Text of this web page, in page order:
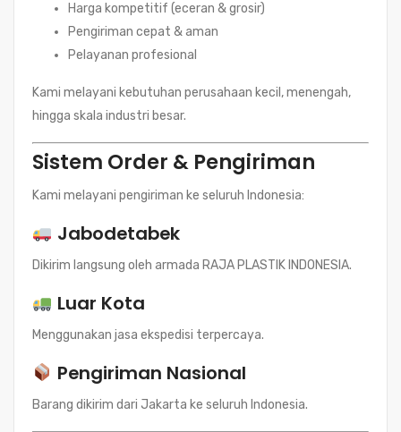
Harga kompetitif (eceran & grosir)
Pengiriman cepat & aman
Pelayanan profesional
Kami melayani kebutuhan perusahaan kecil, menengah,
hingga skala industri besar.
Sistem Order & Pengiriman
Kami melayani pengiriman ke seluruh Indonesia:
Jabodetabek
Dikirim langsung oleh armada RAJA PLASTIK INDONESIA.
Luar Kota
Menggunakan jasa ekspedisi terpercaya.
Pengiriman Nasional
Barang dikirim dari Jakarta ke seluruh Indonesia.